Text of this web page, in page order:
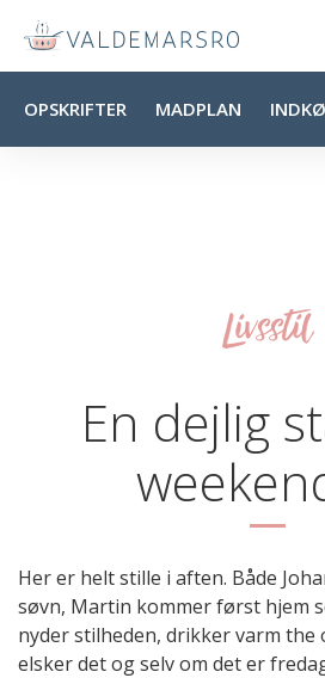
OPSKRIFTER MADPLAN
Livsstil
En dejlig
Her er helt stille i aften. Både
søvn, Martin kommer først hjem
nyder stilheden, drikker varm the
elsker det og selv om det er